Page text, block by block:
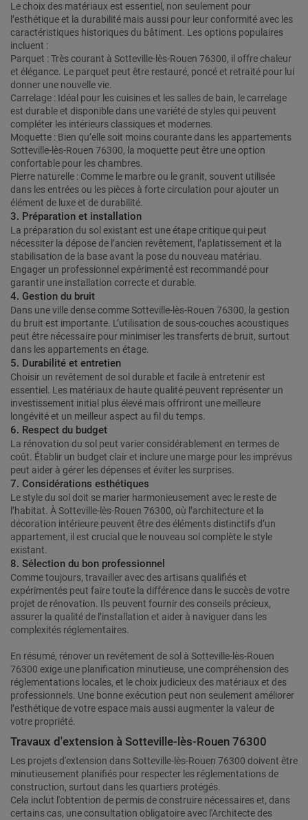
Le choix des matériaux est essentiel, non seulement pour
l’esthétique et la durabilité mais aussi pour leur conformité avec les
caractéristiques historiques du bâtiment. Les options populaires
incluent :
Parquet : Très courant à Sotteville-lès-Rouen 76300, il offre chaleur
et élégance. Le parquet peut être restauré, poncé et retraité pour lui
donner une nouvelle vie.
Carrelage : Idéal pour les cuisines et les salles de bain, le carrelage
est durable et disponible dans une variété de styles qui peuvent
compléter les intérieurs classiques et modernes.
Moquette : Bien qu’elle soit moins courante dans les appartements
Sotteville-lès-Rouen 76300, la moquette peut être une option
confortable pour les chambres.
Pierre naturelle : Comme le marbre ou le granit, souvent utilisée
dans les entrées ou les pièces à forte circulation pour ajouter un
élément de luxe et de durabilité.
3. Préparation et installation
La préparation du sol existant est une étape critique qui peut
nécessiter la dépose de l’ancien revêtement, l’aplatissement et la
stabilisation de la base avant la pose du nouveau matériau.
Engager un professionnel expérimenté est recommandé pour
garantir une installation correcte et durable.
4. Gestion du bruit
Dans une ville dense comme Sotteville-lès-Rouen 76300, la gestion
du bruit est importante. L’utilisation de sous-couches acoustiques
peut être nécessaire pour minimiser les transferts de bruit, surtout
dans les appartements en étage.
5. Durabilité et entretien
Choisir un revêtement de sol durable et facile à entretenir est
essentiel. Les matériaux de haute qualité peuvent représenter un
investissement initial plus élevé mais offriront une meilleure
longévité et un meilleur aspect au fil du temps.
6. Respect du budget
La rénovation du sol peut varier considérablement en termes de
coût. Établir un budget clair et inclure une marge pour les imprévus
peut aider à gérer les dépenses et éviter les surprises.
7. Considérations esthétiques
Le style du sol doit se marier harmonieusement avec le reste de
l’habitat. À Sotteville-lès-Rouen 76300, où l’architecture et la
décoration intérieure peuvent être des éléments distinctifs d’un
appartement, il est crucial que le nouveau sol complète le style
existant.
8. Sélection du bon professionnel
Comme toujours, travailler avec des artisans qualifiés et
expérimentés peut faire toute la différence dans le succès de votre
projet de rénovation. Ils peuvent fournir des conseils précieux,
assurer la qualité de l’installation et aider à naviguer dans les
complexités réglementaires.
En résumé, rénover un revêtement de sol à Sotteville-lès-Rouen
76300 exige une planification minutieuse, une compréhension des
réglementations locales, et le choix judicieux des matériaux et des
professionnels. Une bonne exécution peut non seulement améliorer
l’esthétique de votre espace mais aussi augmenter la valeur de
votre propriété.
Travaux d'extension à Sotteville-lès-Rouen 76300
Les projets d'extension dans Sotteville-lès-Rouen 76300 doivent être
minutieusement planifiés pour respecter les réglementations de
construction, surtout dans les quartiers protégés.
Cela inclut l'obtention de permis de construire nécessaires et, dans
certains cas, une consultation obligatoire avec l'Architecte des